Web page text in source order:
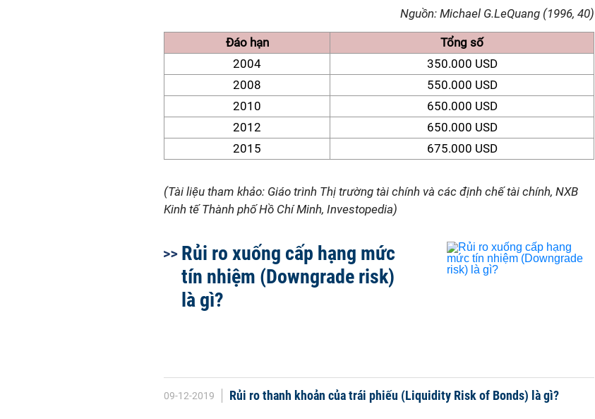
Nguồn: Michael G.LeQuang (1996, 40)
Đáo hạn
Tổng số
2004
350.000 USD
2008
550.000 USD
2010
650.000 USD
2012
650.000 USD
2015
675.000 USD
(Tài liệu tham khảo: Giáo trình Thị trường tài chính và các định chế tài chính, NXB
Kinh tế Thành phố Hồ Chí Minh, Investopedia)
Rủi ro xuống cấp hạng mức
tín nhiệm (Downgrade risk)
là gì?
09-12-2019 Rủi ro thanh khoản của trái phiếu (Liquidity Risk of Bonds) là gì?